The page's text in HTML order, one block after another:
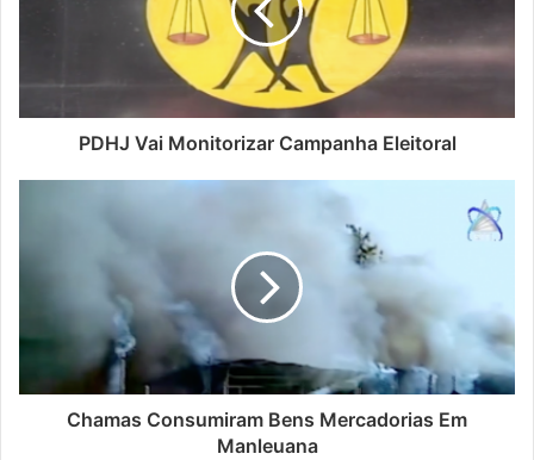
PDHJ Vai Monitorizar Campanha Eleitoral
Chamas Consumiram Bens Mercadorias Em
Manleuana